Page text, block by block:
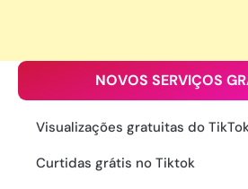
NOVOS SERVIÇOS
Visualizações gratuitas do
Curtidas grátis no Tiktok